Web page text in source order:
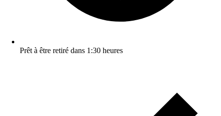
Prêt à être retiré dans 1:30 heures